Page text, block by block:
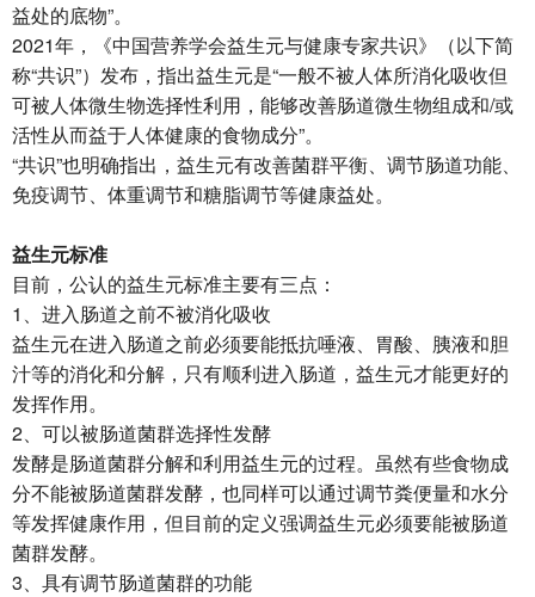
益处的底物”。
2021年，《中国营养学会益生元与健康专家共识》（以下简
称“共识”）发布，指出益生元是“一般不被人体所消化吸收但
可被人体微生物选择性利用，能够改善肠道微生物组成和/或
活性从而益于人体健康的食物成分”。
“共识”也明确指出，益生元有改善菌群平衡、调节肠道功能、
免疫调节、体重调节和糖脂调节等健康益处。
益生元标准
目前，公认的益生元标准主要有三点：
1、进入肠道之前不被消化吸收
益生元在进入肠道之前必须要能抵抗唾液、胃酸、胰液和胆
汁等的消化和分解，只有顺利进入肠道，益生元才能更好的
发挥作用。
2、可以被肠道菌群选择性发酵
发酵是肠道菌群分解和利用益生元的过程。虽然有些食物成
分不能被肠道菌群发酵，也同样可以通过调节粪便量和水分
等发挥健康作用，但目前的定义强调益生元必须要能被肠道
菌群发酵。
3、具有调节肠道菌群的功能